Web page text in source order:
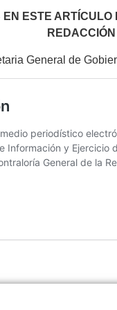
ESTE ARTÍCULO
REDACCIÓN
General de